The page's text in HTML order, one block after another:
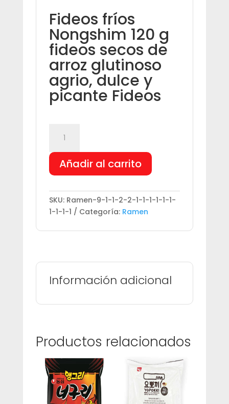
Fideos fríos
Nongshim 120 g
fideos secos de
arroz glutinoso
agrio, dulce y
picante Fideos
ramen
spicy
cantidad
Añadir al carrito
SKU: Ramen-9-1-1-2-2-1-1-1-1-1-1-
1-1-1-1
Categoría: Ramen
Información adicional
Productos relacionados